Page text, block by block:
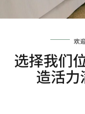
欢
选择我们
造活